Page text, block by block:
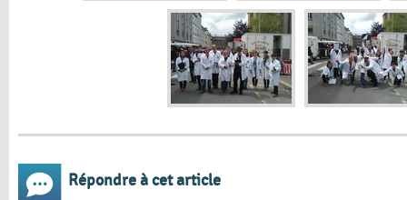
Répondre à cet article